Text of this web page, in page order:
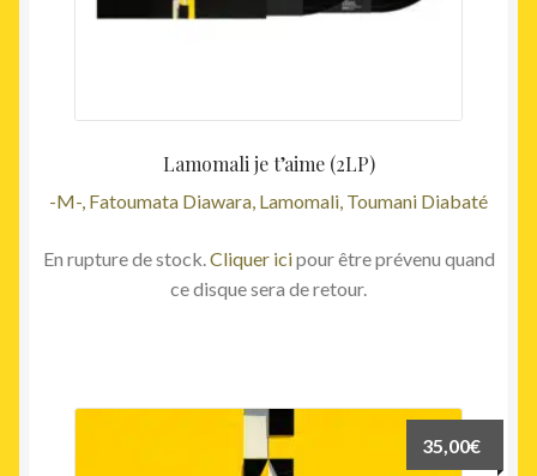
Lamomali je t’aime (2LP)
-M-, Fatoumata Diawara, Lamomali, Toumani Diabaté
En rupture de stock. Cliquer icipour être prévenu quand
ce disque sera de retour.
35,00€